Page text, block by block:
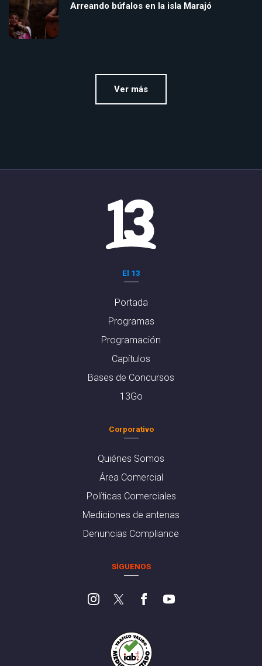
Arreando búfalos en la isla Marajó
Ver más
El 13
Portada
Programas
Programación
Capítulos
Bases de Concursos
13Go
Corporativo
Quiénes Somos
Área Comercial
Políticas Comerciales
Mediciones de antenas
Denuncias Compliance
SÍGUENOS